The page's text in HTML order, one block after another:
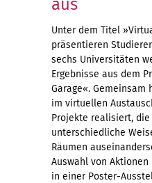
aus
Unter dem Titel
präsentieren
sechs Universitäten
Ergebnisse aus dem
Garage«. Gemeinsam
im virtuellen
Projekte realisiert,
unterschiedliche
Räumen
Auswahl von
in einer Poster-